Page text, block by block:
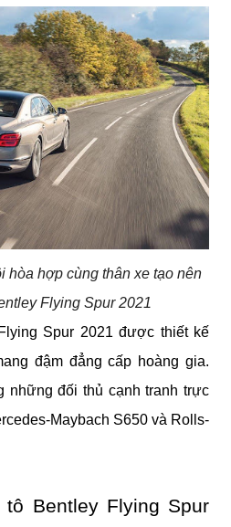
hòa hợp cùng thân xe tạo nên
Flying Spur 2021
Spur 2021 được thiết kế
đậm đẳng cấp hoàng gia.
những đối thủ cạnh tranh trực
Maybach S650 và Rolls-
Bentley Flying Spur